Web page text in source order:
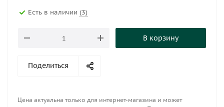
Есть в наличии (3)
В корзину
Поделиться
Цена актуальна только для интернет-магазина и может